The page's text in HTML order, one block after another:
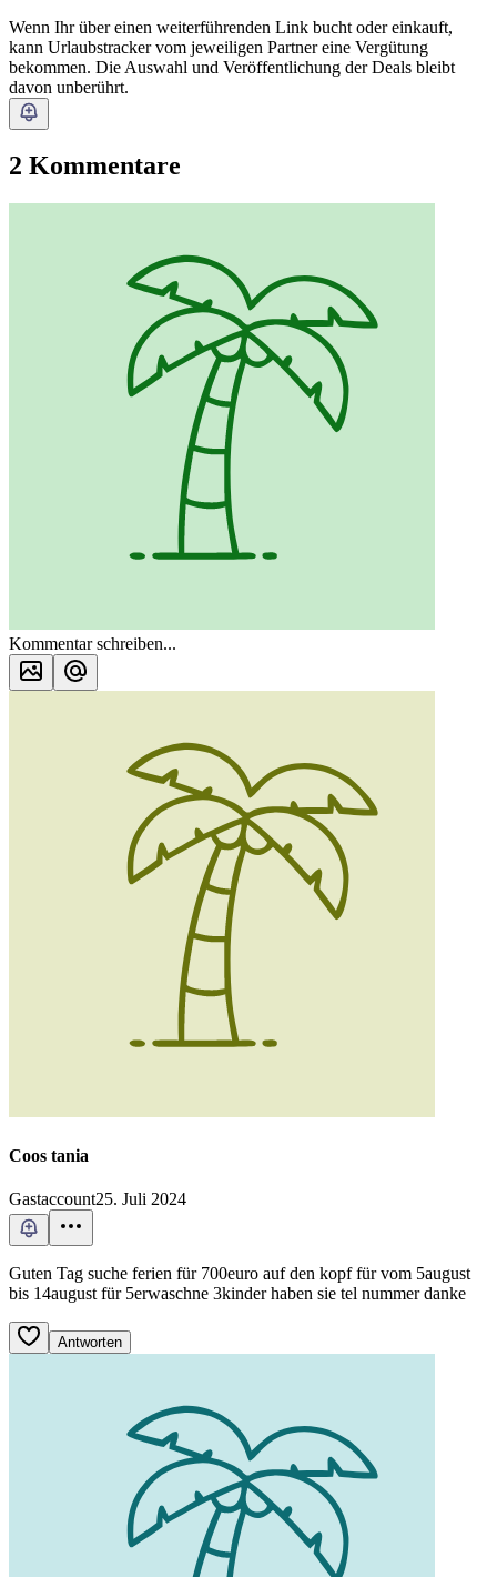
Wenn Ihr über einen weiterführenden Link bucht oder einkauft,
kann Urlaubstracker vom jeweiligen Partner eine Vergütung
bekommen. Die Auswahl und Veröffentlichung der Deals bleibt
davon unberührt.
2 Kommentare
Kommentar schreiben...
Coos tania
Gastaccount25. Juli 2024
Guten Tag suche ferien für 700euro auf den kopf für vom 5august
bis 14august für 5erwaschne 3kinder haben sie tel nummer danke
Antworten